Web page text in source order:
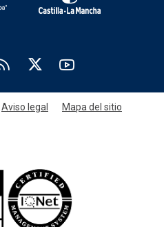
Aviso legal Mapa del sitio